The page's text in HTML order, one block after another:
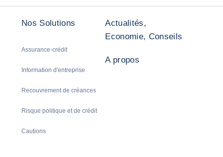
Nos Solutions
Assurance-crédit
Information d'entreprise
Recouvrement de créances
Risque politique et de crédit
Cautions
Actualités,
Economie, Conseils
A propos